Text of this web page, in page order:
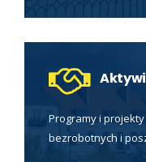
Programy i
bezrobotnych i